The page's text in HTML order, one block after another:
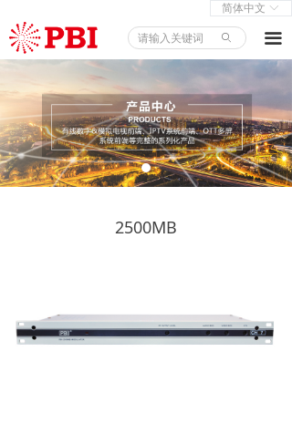
ꄙ 끀
首页
产品中心
解决方案
新闻中心
关于我们
ꀅ
简体中文
2500MB